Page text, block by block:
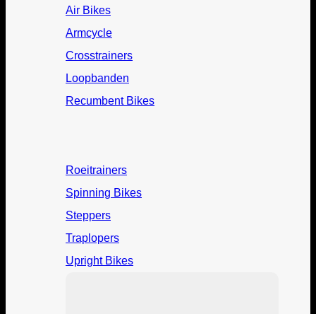
Air Bikes
Armcycle
Crosstrainers
Loopbanden
Recumbent Bikes
Roeitrainers
Spinning Bikes
Steppers
Traplopers
Upright Bikes